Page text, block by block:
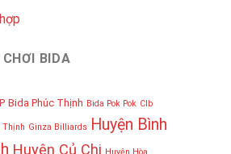
BIDA
Bida Phúc Thịnh Bida Pok Pok Clb
Thịnh Ginza Billiards Huyện Bình
Huyện Củ Chi